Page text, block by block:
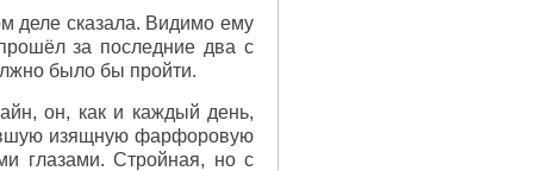
деле сказала. Видимо ему
за последние два с
было бы пройти.
он, как и каждый день,
изящную фарфоровую
глазами. Стройная, но с